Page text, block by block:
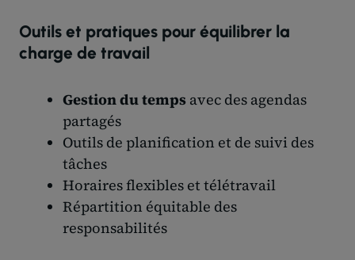
Outils et pratiques pour équilibrer la
charge de travail
Gestion du tempsavec des agendas
partagés
Outils de planification et de suivi des
tâches
Horaires flexibles et télétravail
Répartition équitable des
responsabilités